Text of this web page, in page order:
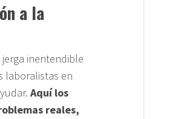
a la
inentendible
laboralistas en
Aquí los
reales,